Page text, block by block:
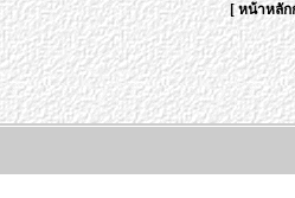
[หน้าหลัก